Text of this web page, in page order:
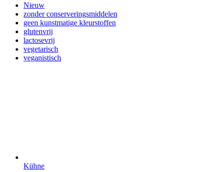
Nieuw
zonder conserveringsmiddelen
geen kunstmatige kleurstoffen
glutenvrij
lactosevrij
vegetarisch
veganistisch
Kühne